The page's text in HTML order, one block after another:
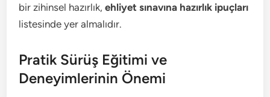
bir zihinsel hazırlık,ehliyet sınavına hazırlık ipuçları
listesinde yer almalıdır.
Pratik Sürüş Eğitimi ve
Deneyimlerinin Önemi